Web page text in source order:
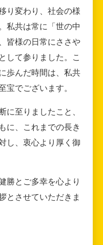
り変わり、社会の様
私共は常に「世の中
皆様の日常にささや
して参りました。こ
歩んだ時間は、私共
宝でございます。
に至りましたこと、
に、これまでの長き
し、衷心より厚く御
勝とご多幸を心より
とさせていただきま